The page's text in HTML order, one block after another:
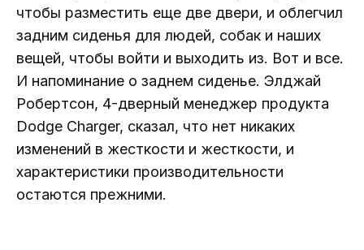
чтобы разместить еще две двери, и облегчил
задним сиденья для людей, собак и наших
вещей, чтобы войти и выходить из. Вот и все.
И напоминание о заднем сиденье. Элджай
Робертсон, 4-дверный менеджер продукта
Dodge Charger, сказал, что нет никаких
изменений в жесткости и жесткости, и
характеристики производительности
остаются прежними.